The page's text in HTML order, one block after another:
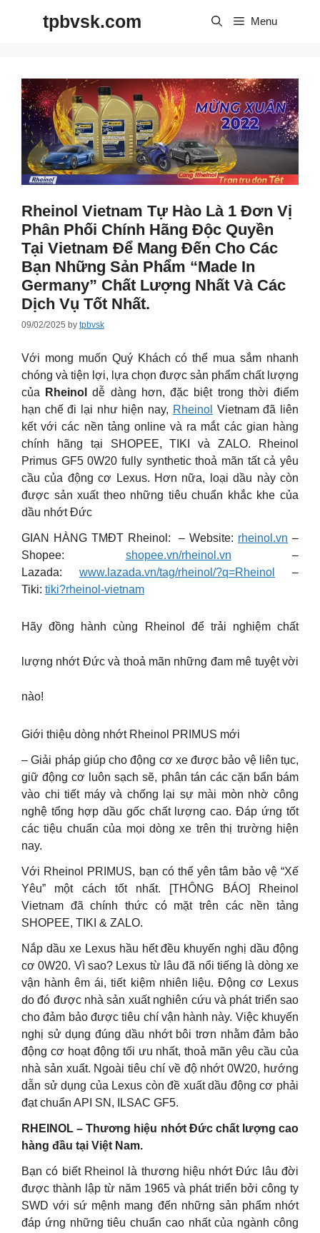
tpbvsk.com Menu
Rheinol Vietnam Tự Hào Là 1 Đơn Vị
Phân Phối Chính Hãng Độc Quyền
Tại Vietnam Để Mang Đến Cho Các
Bạn Những Sản Phẩm “Made In
Germany” Chất Lượng Nhất Và Các
Dịch Vụ Tốt Nhất.
09/02/2025 by tpbvsk
Với mong muốn Quý Khách có thể mua sắm nhanh
chóng và tiện lợi, lựa chọn được sản phẩm chất lượng
của
Rheinol
dễ dàng hơn, đặc biệt trong thời điểm
hạn chế đi lại như hiện nay, Rheinol Vietnam đã liên
kết với các nền tảng online và ra mắt các gian hàng
chính hãng tại SHOPEE, TIKI và ZALO. Rheinol
Primus GF5 0W20 fully synthetic thoả mãn tất cả yêu
cầu của động cơ Lexus. Hơn nữa, loại dầu này còn
được sản xuất theo những tiêu chuẩn khắc khe của
dầu nhớt Đức
GIAN HÀNG TMĐT Rheinol: – Website: rheinol.vn –
Shopee: shopee.vn/rheinol.vn –
Lazada: www.lazada.vn/tag/rheinol/?q=Rheinol
–
Tiki: tiki?rheinol-vietnam
Hãy đồng hành cùng Rheinol để trải nghiệm chất
lượng nhớt Đức và thoả mãn những đam mê tuyệt vời
nào!
Giới thiệu dòng nhớt Rheinol PRIMUS mới
– Giải pháp giúp cho động cơ xe được bảo vệ liên tục,
giữ động cơ luôn sạch sẽ, phân tán các cặn bẩn bám
vào chi tiết máy và chống lại sự mài mòn nhờ công
nghệ tổng hợp dầu gốc chất lượng cao. Đáp ứng tốt
các tiệu chuẩn của mọi dòng xe trên thị trường hiện
nay.
Với Rheinol PRIMUS, bạn có thể yên tâm bảo vệ “Xế
Yêu” một cách tốt nhất. [THÔNG BÁO] Rheinol
Vietnam đã chính thức có mặt trên các nền tảng
SHOPEE, TIKI & ZALO.
Nắp dầu xe Lexus hầu hết đều khuyến nghị dầu động
cơ 0W20. Vì sao? Lexus từ lâu đã nổi tiếng là dòng xe
vận hành êm ái, tiết kiệm nhiên liệu. Động cơ Lexus
do đó được nhà sản xuất nghiên cứu và phát triển sao
cho đảm bảo được tiêu chí vận hành này. Việc khuyến
nghị sử dụng đúng dầu nhớt bôi trơn nhằm đảm bảo
động cơ hoạt động tối ưu nhất, thoả mãn yêu cầu của
nhà sản xuất. Ngoài tiêu chí về độ nhớt 0W20, hướng
dẫn sử dụng của Lexus còn đề xuất dầu động cơ phải
đạt chuẩn API SN, ILSAC GF5.
RHEINOL – Thương hiệu nhớt Đức chất lượng cao
hàng đầu tại Việt Nam.
Bạn có biết Rheinol là thương hiệu nhớt Đức lâu đời
được thành lập từ năm 1965 và phát triển bởi công ty
SWD với sứ mệnh mang đến những sản phẩm nhớt
đáp ứng những tiêu chuẩn cao nhất của ngành công